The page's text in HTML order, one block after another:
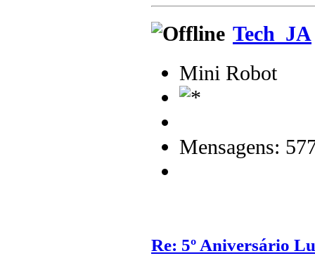
Tech_JA
Mini Robot
Mensagens:
Re: 5º Aniversário